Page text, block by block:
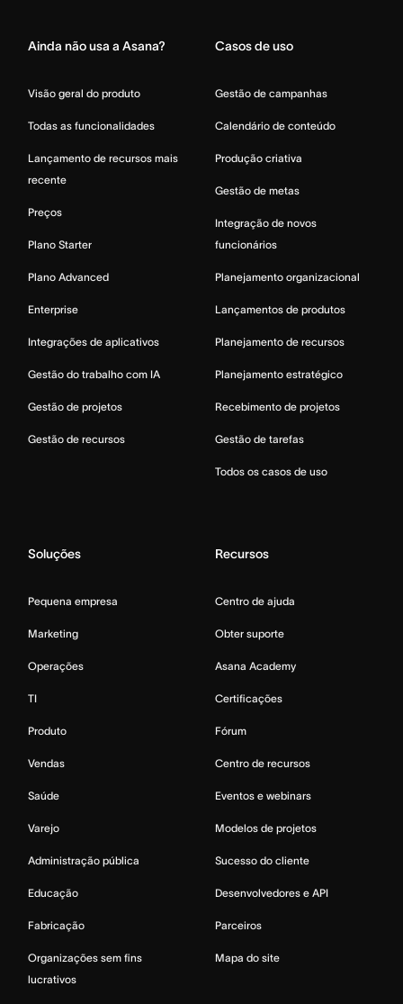
Ainda não usa a Asana?
Visão geral do produto
Todas as funcionalidades
Lançamento de recursos mais
recente
Preços
Plano Starter
Plano Advanced
Enterprise
Integrações de aplicativos
Gestão do trabalho com IA
Gestão de projetos
Gestão de recursos
Casos de uso
Gestão de campanhas
Calendário de conteúdo
Produção criativa
Gestão de metas
Integração de novos
funcionários
Planejamento organizacional
Lançamentos de produtos
Planejamento de recursos
Planejamento estratégico
Recebimento de projetos
Gestão de tarefas
Todos os casos de uso
Soluções
Pequena empresa
Marketing
Operações
TI
Produto
Vendas
Saúde
Varejo
Administração pública
Educação
Fabricação
Organizações sem fins
lucrativos
Recursos
Centro de ajuda
Obter suporte
Asana Academy
Certificações
Fórum
Centro de recursos
Eventos e webinars
Modelos de projetos
Sucesso do cliente
Desenvolvedores e API
Parceiros
Mapa do site